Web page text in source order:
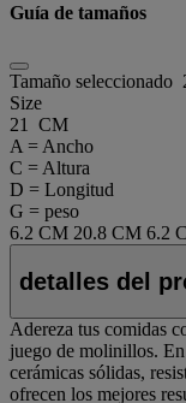
Guía de tamaños
Tamaño seleccionado
Size
21 CM
A = Ancho
C = Altura
D = Longitud
G = peso
6.2 CM 20.8 CM 6.2
detalles del
Adereza tus comidas
juego de molinillos.
cerámicas sólidas,
ofrecen los mejores